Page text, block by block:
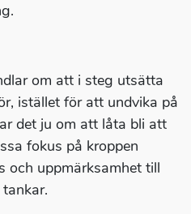
om att i steg utsätta
istället för att undvika på
det ju om att låta bli att
fokus på kroppen
och uppmärksamhet till